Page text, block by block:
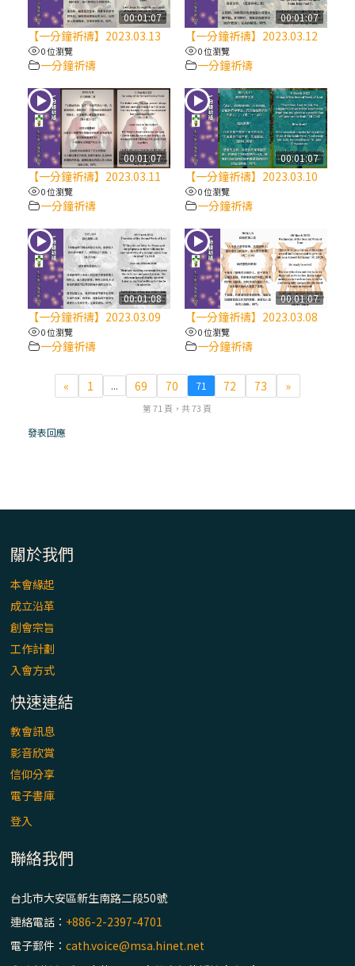
2025/10/10【萬物讚頌頌歌 – 太陽與生態音
樂會】紀念聖方濟與已逝教宗方濟各（下）
2025/10/10【萬物讚頌頌歌 – 太陽與生態音
樂會】紀念聖方濟與已逝教宗方濟各（上）
(9完結)黃敏正主教帶你做【將臨期避靜】—
匝凱的「新生命」：利他與內化
降生成人與人同在＝「厄瑪努爾」
(7)黃敏正主教帶你做【將臨期避靜】—耶穌
降生人間，需要人的「接納」
(6)黃敏正主教帶你做【將臨期避靜】—「馬
(5)黃敏正主教帶你做【將臨期避靜】—「福
主教座堂(下)
「禧年 來~」第十四集：續談《在希望中得
救》通諭中的「希望」 / 花蓮美崙進教之佑
00:01:07
【一分鐘祈禱】2023.03.13
0 位瀏覽
一分鐘祈禱
00:01:07
【一分鐘祈禱】2023.03.12
0 位瀏覽
一分鐘祈禱
00:01:07
【一分鐘祈禱】2023.03.11
0 位瀏覽
一分鐘祈禱
00:01:07
【一分鐘祈禱】2023.03.10
0 位瀏覽
一分鐘祈禱
00:01:08
【一分鐘祈禱】2023.03.09
0 位瀏覽
一分鐘祈禱
00:01:07
【一分鐘祈禱】2023.03.08
0 位瀏覽
一分鐘祈禱
« 1 ... 69 70 71 72 73 »
第 71 頁，共 73 頁
發表回應
關於我們
本會緣起
成立沿革
創會宗旨
工作計劃
入會方式
快速連結
教會訊息
影音欣賞
信仰分享
電子書庫
登入
聯絡我們
台北市大安區新生南路二段50號
連絡電話： +886-2-2397-4701
電子郵件：cath.voice@msa.hinet.net